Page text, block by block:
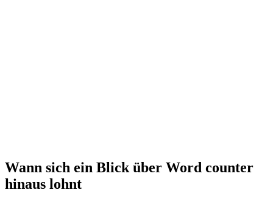
Wann sich ein Blick über Word counter
hinaus lohnt